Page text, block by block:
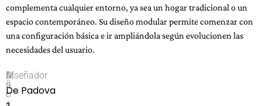
complementa cualquier entorno, ya sea un hogar tradicional o un
espacio contemporáneo. Su diseño modular permite comenzar con
una configuración básica e ir ampliándola según evolucionen las
necesidades del usuario.
M
a
r
c
A
ñ
o
Diseñador
De Padova